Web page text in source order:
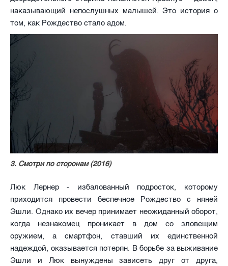
наказывающий непослушных малышей. Это история о
том, как Рождество стало адом.
3. Смотри по сторонам (2016)
Люк Лернер - избалованный подросток, которому
приходится провести беспечное Рождество с няней
Эшли. Однако их вечер принимает неожиданный оборот,
когда незнакомец проникает в дом со зловещим
оружием, а смартфон, ставший их единственной
надеждой, оказывается потерян. В борьбе за выживание
Эшли и Люк вынуждены зависеть друг от друга,